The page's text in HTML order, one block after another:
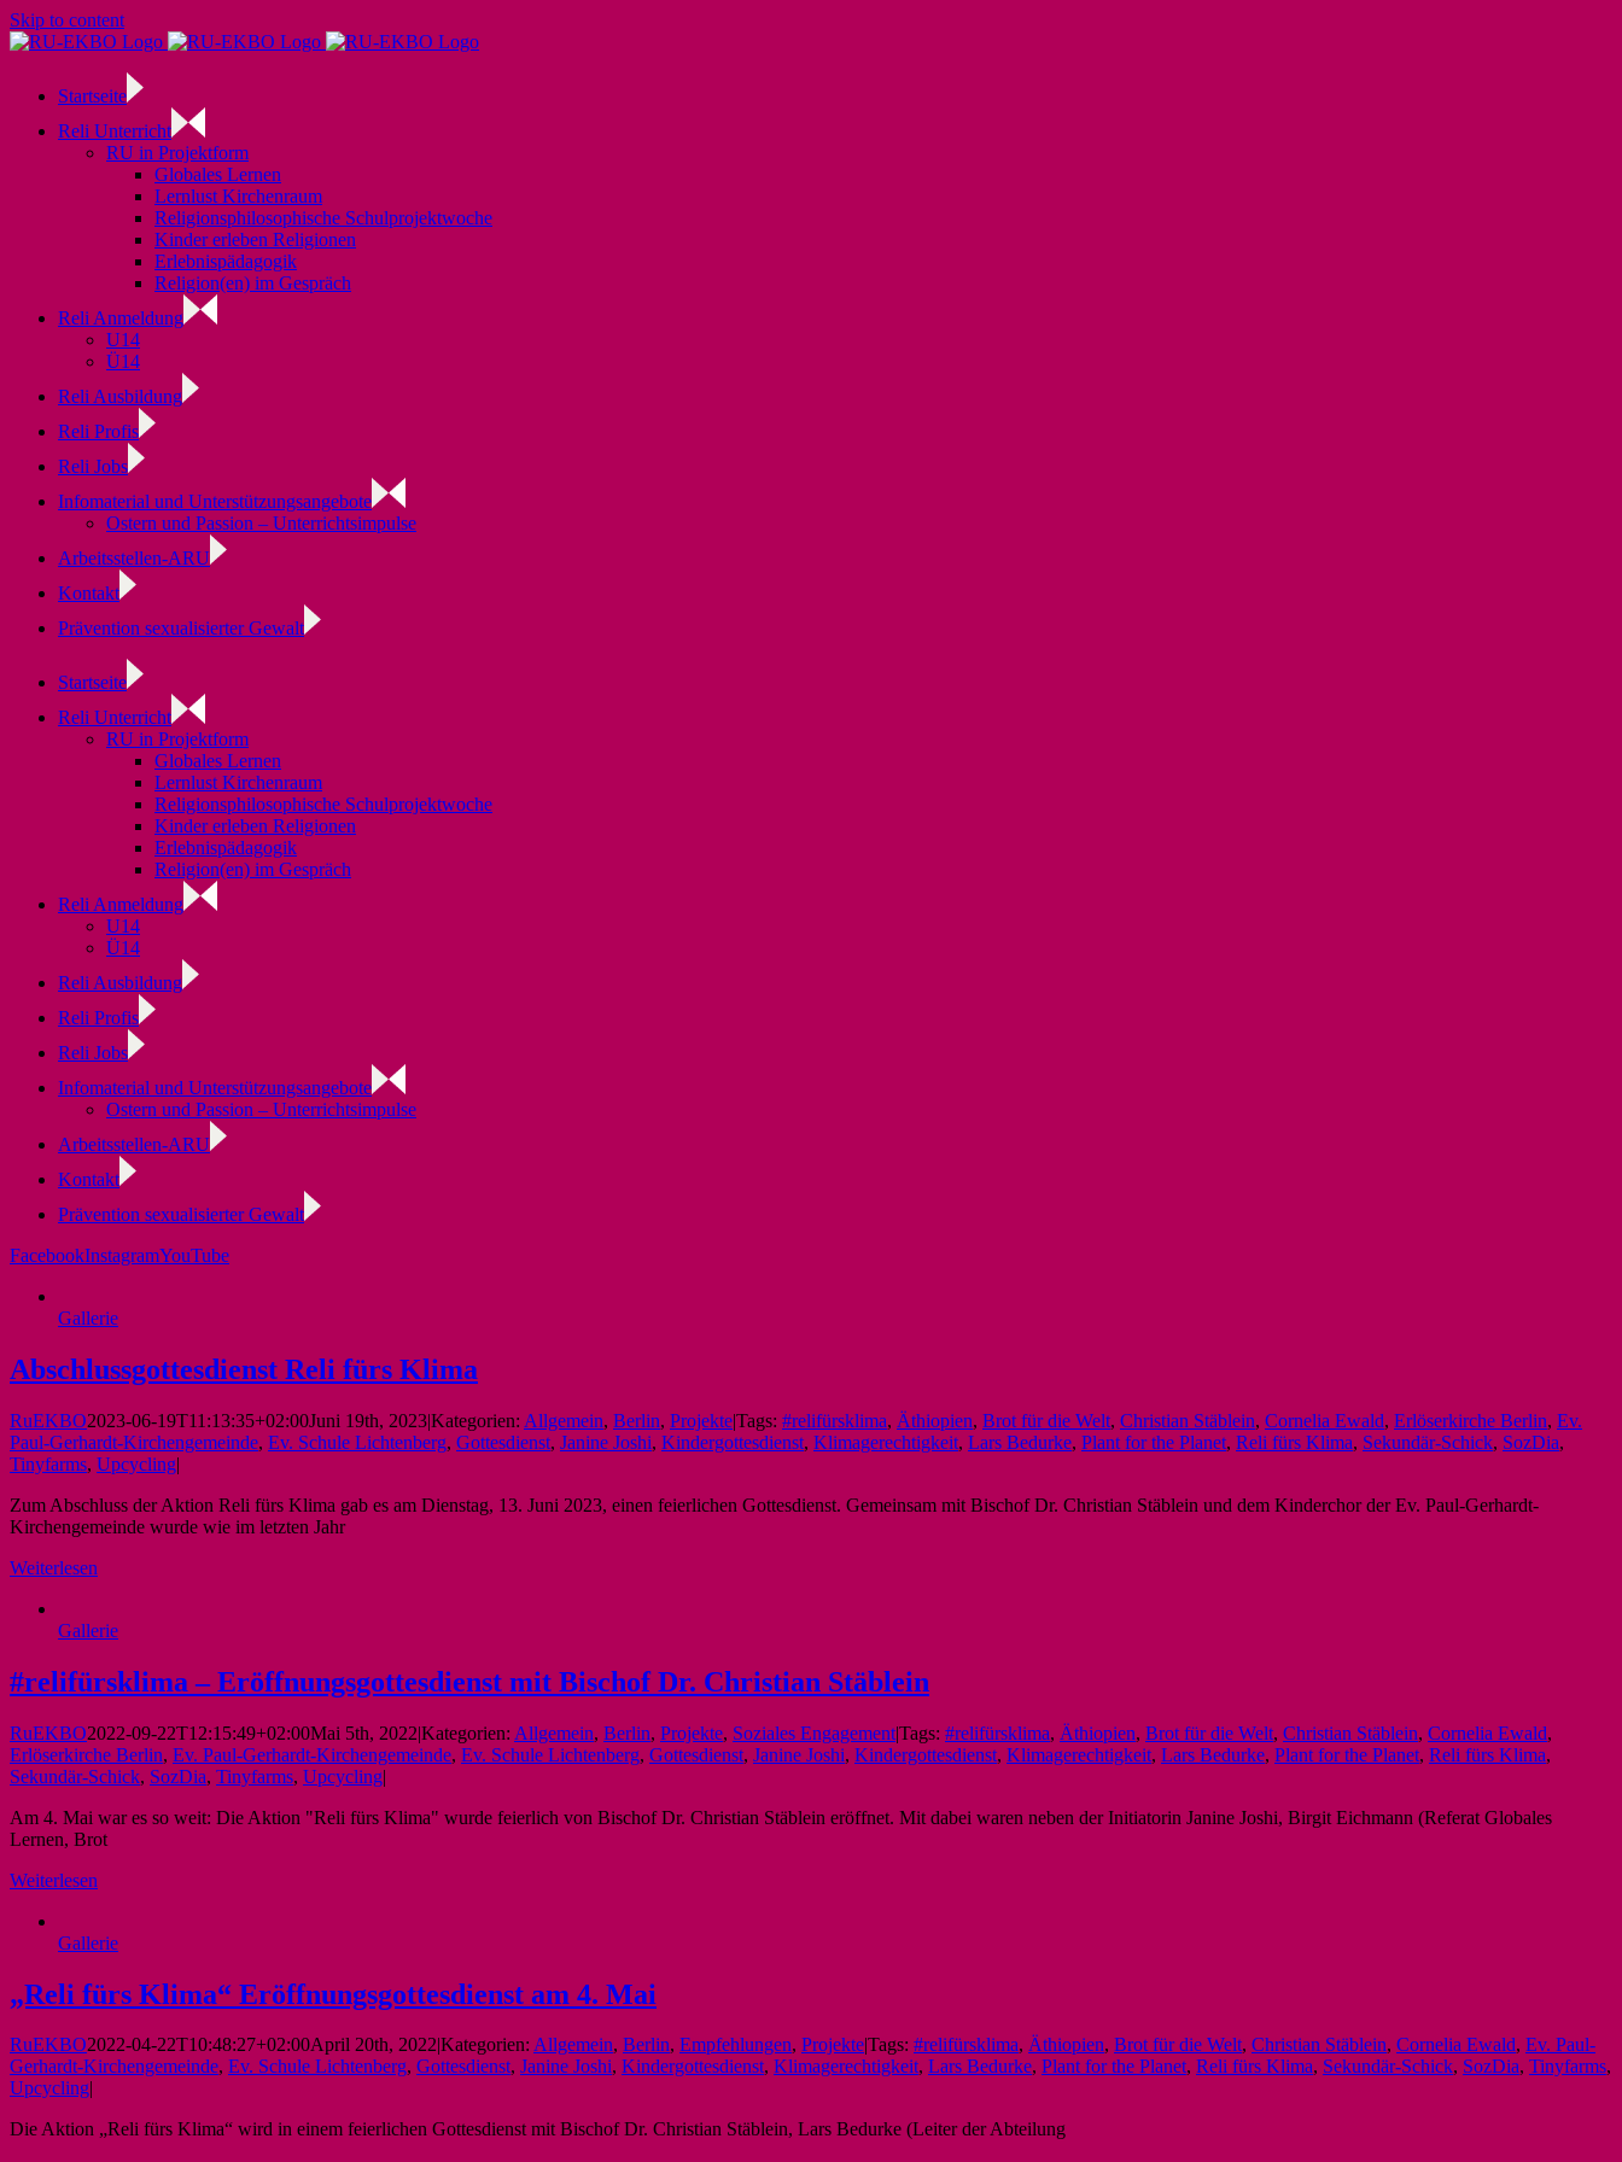
Skip to content
Startseite
Reli Unterricht
RU in Projektform
Globales Lernen
Lernlust Kirchenraum
Religionsphilosophische Schulprojektwoche
Kinder erleben Religionen
Erlebnispädagogik
Religion(en) im Gespräch
Reli Anmeldung
U14
Ü14
Reli Ausbildung
Reli Profis
Reli Jobs
Infomaterial und Unterstützungsangebote
Ostern und Passion – Unterrichtsimpulse
Arbeitsstellen-ARU
Kontakt
Prävention sexualisierter Gewalt
Startseite
Reli Unterricht
RU in Projektform
Globales Lernen
Lernlust Kirchenraum
Religionsphilosophische Schulprojektwoche
Kinder erleben Religionen
Erlebnispädagogik
Religion(en) im Gespräch
Reli Anmeldung
U14
Ü14
Reli Ausbildung
Reli Profis
Reli Jobs
Infomaterial und Unterstützungsangebote
Ostern und Passion – Unterrichtsimpulse
Arbeitsstellen-ARU
Kontakt
Prävention sexualisierter Gewalt
FacebookInstagramYouTube
Gallerie
Abschlussgottesdienst Reli fürs Klima
RuEKBO2023-06-19T11:13:35+02:00Juni 19th, 2023|Kategorien: Allgemein, Berlin, Projekte|Tags: #relifürsklima, Äthiopien, Brot für die Welt, Christian Stäblein, Cornelia Ewald, Erlöserkirche Berlin, Ev.
Paul-Gerhardt-Kirchengemeinde, Ev. Schule Lichtenberg, Gottesdienst, Janine Joshi, Kindergottesdienst, Klimagerechtigkeit, Lars Bedurke, Plant for the Planet, Reli fürs Klima, Sekundär-Schick, SozDia,
Tinyfarms, Upcycling|
Zum Abschluss der Aktion Reli fürs Klima gab es am Dienstag, 13. Juni 2023, einen feierlichen Gottesdienst. Gemeinsam mit Bischof Dr. Christian Stäblein und dem Kinderchor der Ev. Paul-Gerhardt-
Kirchengemeinde wurde wie im letzten Jahr
Weiterlesen
Gallerie
#relifürsklima – Eröffnungsgottesdienst mit Bischof Dr. Christian Stäblein
RuEKBO2022-09-22T12:15:49+02:00Mai 5th, 2022|Kategorien: Allgemein, Berlin, Projekte, Soziales Engagement|Tags: #relifürsklima, Äthiopien, Brot für die Welt, Christian Stäblein, Cornelia Ewald,
Erlöserkirche Berlin, Ev. Paul-Gerhardt-Kirchengemeinde, Ev. Schule Lichtenberg, Gottesdienst, Janine Joshi, Kindergottesdienst, Klimagerechtigkeit, Lars Bedurke, Plant for the Planet, Reli fürs Klima,
Sekundär-Schick, SozDia, Tinyfarms, Upcycling|
Am 4. Mai war es so weit: Die Aktion "Reli fürs Klima" wurde feierlich von Bischof Dr. Christian Stäblein eröffnet. Mit dabei waren neben der Initiatorin Janine Joshi, Birgit Eichmann (Referat Globales
Lernen, Brot
Weiterlesen
Gallerie
„Reli fürs Klima“ Eröffnungsgottesdienst am 4. Mai
RuEKBO2022-04-22T10:48:27+02:00April 20th, 2022|Kategorien: Allgemein, Berlin, Empfehlungen, Projekte|Tags: #relifürsklima, Äthiopien, Brot für die Welt, Christian Stäblein, Cornelia Ewald, Ev. Paul-
Gerhardt-Kirchengemeinde, Ev. Schule Lichtenberg, Gottesdienst, Janine Joshi, Kindergottesdienst, Klimagerechtigkeit, Lars Bedurke, Plant for the Planet, Reli fürs Klima, Sekundär-Schick, SozDia, Tinyfarms,
Upcycling|
Die Aktion „Reli fürs Klima“ wird in einem feierlichen Gottesdienst mit Bischof Dr. Christian Stäblein, Lars Bedurke (Leiter der Abteilung